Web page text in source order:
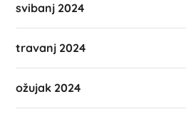
svibanj 2024
travanj 2024
ožujak 2024